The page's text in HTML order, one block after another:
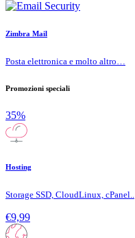
Zimbra Mail
Posta elettronica e molto altro…
Promozioni speciali
35%
Hosting
Storage SSD, CloudLinux, cPanel..
€9,99